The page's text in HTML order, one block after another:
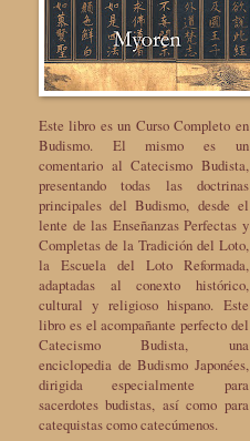
Este libro es un Curso Completo en
Budismo. El mismo es un
comentario al Catecismo Budista,
presentando todas las doctrinas
principales del Budismo, desde el
lente de las Enseñanzas Perfectas y
Completas de la Tradición del Loto,
la Escuela del Loto Reformada,
adaptadas al conexto histórico,
cultural y religioso hispano. Este
libro es el acompañante perfecto del
Catecismo Budista, una
enciclopedia de Budismo Japonées,
dirigida especialmente para
sacerdotes budistas, así como para
catequistas como catecúmenos.